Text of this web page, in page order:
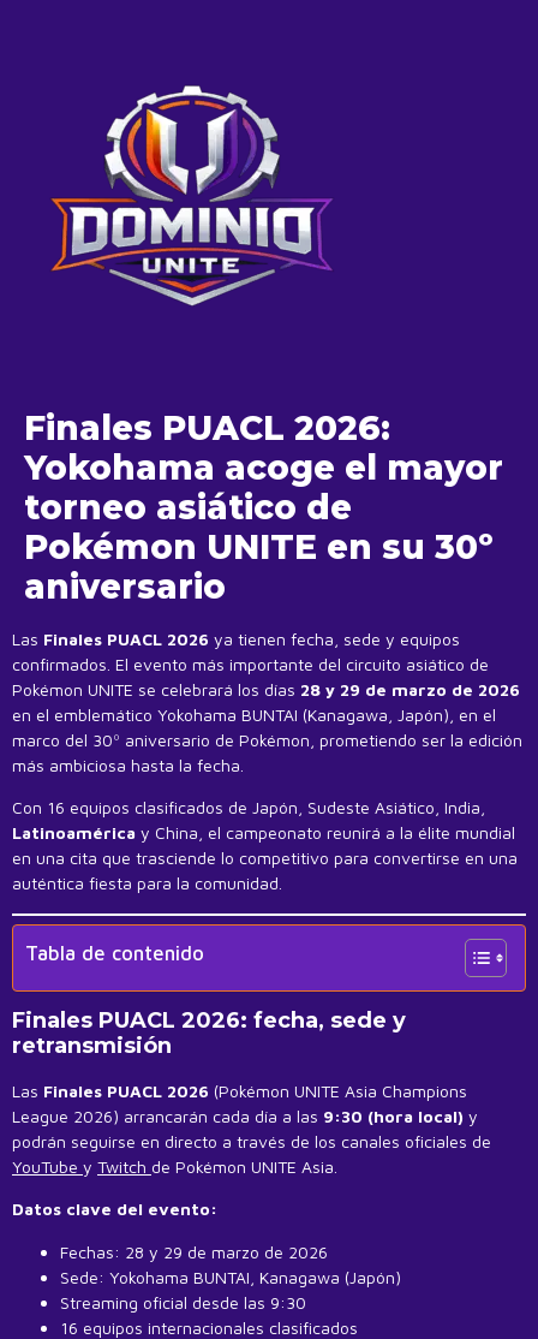
Finales PUACL 2026:
Yokohama acoge el mayor
torneo asiático de
Pokémon UNITE en su 30º
aniversario
Las Finales PUACL 2026 ya tienen fecha, sede y equipos
confirmados. El evento más importante del circuito asiático de
Pokémon UNITE se celebrará los días 28 y 29 de marzo de 2026
en el emblemático Yokohama BUNTAI (Kanagawa, Japón), en el
marco del 30º aniversario de Pokémon, prometiendo ser la edición
más ambiciosa hasta la fecha.
Con 16 equipos clasificados de Japón, Sudeste Asiático, India,
Latinoamérica y China, el campeonato reunirá a la élite mundial
en una cita que trasciende lo competitivo para convertirse en una
auténtica fiesta para la comunidad.
Tabla de contenido
Finales PUACL 2026: fecha, sede y
retransmisión
Las Finales PUACL 2026 (Pokémon UNITE Asia Champions
League 2026) arrancarán cada día a las 9:30 (hora local) y
podrán seguirse en directo a través de los canales oficiales de
YouTube y Twitch de Pokémon UNITE Asia.
Datos clave del evento:
Fechas: 28 y 29 de marzo de 2026
Sede: Yokohama BUNTAI, Kanagawa (Japón)
Streaming oficial desde las 9:30
16 equipos internacionales clasificados